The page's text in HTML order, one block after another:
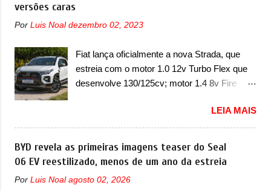
nosso mercado. Os importados que mais se
Renault R19 que vinha em 3 versões de
carroceria, sendo duas do hatch e o sedan, a
famosa Kia Besta, o Vol...
concessionária mais próxima para a solução
uma atualização do software do módulo de
controle da bateria (AHCP e HCP). Para
alguns veículos envolvidos, também, será
substituição do motor do ventilador HVAC
(aquecimento, ventilação e ar-condicionado).
A marca também confirmou que “foi
identificada a possibilidade de uma
sobrecarga do microprocessador do Módulo
versões caras
Por Luis Noal dezembro 02, 2023
Fiat lança oficialmente a nova Strada, que
estreia com o motor 1.0 12v Turbo Flex que
desenvolve 130/125cv; motor 1.4 8v Fire
oficialmente a nova Strada, que aparece com
mudanças visuais e com uma nova opção de
motor. Depois da picape compacta receber o
câmbio automático CVT no ano passado, a
do motor 1.0 12v Turbo Flex, conhecido
LEIA MAIS
BYD revela as primeiras imagens teaser do Seal
06 EV reestilizado, menos de um ano da estreia
Por Luis Noal agosto 02, 2026